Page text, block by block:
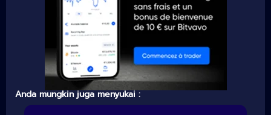
Anda mungkin juga menyukai :